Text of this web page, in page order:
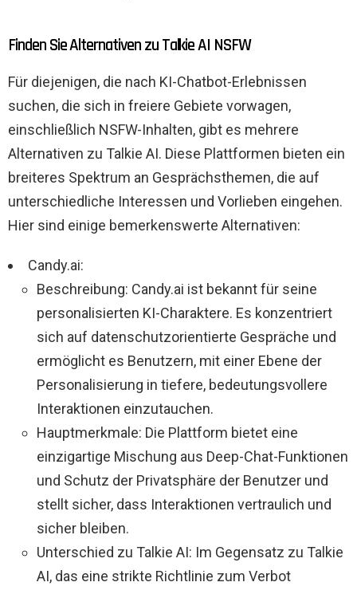
Finden Sie Alternativen zu Talkie AI NSFW
Für diejenigen, die nach KI-Chatbot-Erlebnissen
suchen, die sich in freiere Gebiete vorwagen,
einschließlich NSFW-Inhalten, gibt es mehrere
Alternativen zu Talkie AI. Diese Plattformen bieten ein
breiteres Spektrum an Gesprächsthemen, die auf
unterschiedliche Interessen und Vorlieben eingehen.
Hier sind einige bemerkenswerte Alternativen:
Candy.ai:
Beschreibung: Candy.ai ist bekannt für seine
personalisierten KI-Charaktere. Es konzentriert
sich auf datenschutzorientierte Gespräche und
ermöglicht es Benutzern, mit einer Ebene der
Personalisierung in tiefere, bedeutungsvollere
Interaktionen einzutauchen.
Hauptmerkmale: Die Plattform bietet eine
einzigartige Mischung aus Deep-Chat-Funktionen
und Schutz der Privatsphäre der Benutzer und
stellt sicher, dass Interaktionen vertraulich und
sicher bleiben.
Unterschied zu Talkie AI: Im Gegensatz zu Talkie
AI, das eine strikte Richtlinie zum Verbot